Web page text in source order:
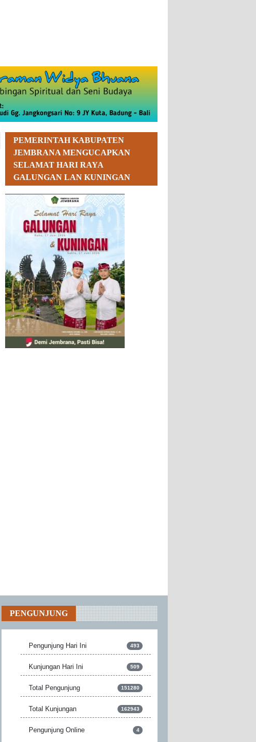
PEMERINTAH KABUPATEN
JEMBRANA MENGUCAPKAN
SELAMAT HARI RAYA
GALUNGAN LAN KUNINGAN
PENGUNJUNG
Pengunjung Hari Ini 493
Kunjungan Hari Ini 509
Total Pengunjung 151280
Total Kunjungan 162943
Pengunjung Online 4